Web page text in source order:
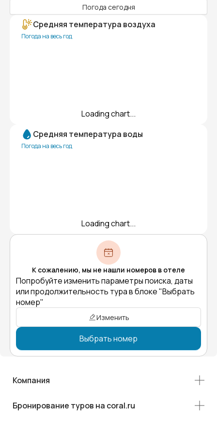
Погода сегодня
Средняя температура воздуха
Погода на весь год
Loading chart...
Средняя температура воды
Погода на весь год
Loading chart...
К сожалению, мы не нашли номеров в отеле
Попробуйте изменить параметры поиска, даты
или продолжительность тура в блоке "Выбрать
номер"
Изменить
Выбрать номер
Компания
Бронирование туров на coral.ru